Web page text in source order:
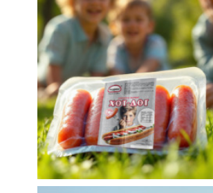
Этикетки для продуктов питания
Разработка
этикетки для
сосисок ТМ